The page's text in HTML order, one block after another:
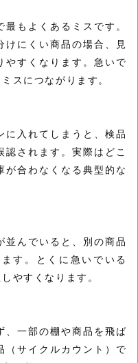
もよくあるミスです。
けにくい商品の場合、見
やすくなります。急いで
スにつながります。
に入れてしまうと、検品
されます。実際はどこ
が合わなくなる典型的な
並んでいると、別の商品
す。とくに急いでいる
やすくなります。
、一部の棚や商品を飛ば
（サイクルカウント）で